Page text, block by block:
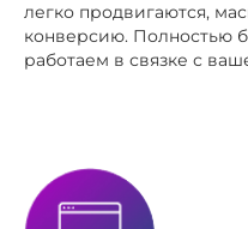
легко продвигаются,
конверсию. Полностью
работаем в связке с